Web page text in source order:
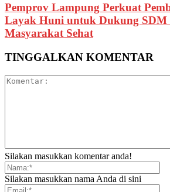
Pemprov Lampung Perkuat
Layak Huni untuk Dukung SDM
Masyarakat Sehat
TINGGALKAN KOMENTAR
Silakan masukkan komentar anda!
Silakan masukkan nama Anda di sini